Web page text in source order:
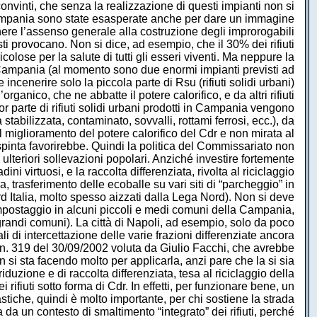
che senza la realizzazione di questi impianti non si
sono state esasperate anche per dare un immagine
l’assenso generale alla costruzione degli improrogabili
provocano. Non si dice, ad esempio, che il 30% dei rifiuti
per la salute di tutti gli esseri viventi. Ma neppure la
(al momento sono due enormi impianti previsti ad
incenerire solo la piccola parte di Rsu (rifiuti solidi urbani)
che ne abbatte il potere calorifico, e da altri rifiuti
parte di rifiuti solidi urbani prodotti in Campania vengono
contaminato, sovvalli, rottami ferrosi, ecc.), da
del potere calorifico del Cdr e non mirata al
favorirebbe. Quindi la politica del Commissariato non
sollevazioni popolari. Anziché investire fortemente
virtuosi, e la raccolta differenziata, rivolta al riciclaggio
trasferimento delle ecoballe su vari siti di “parcheggio” in
Italia, molto spesso aizzati dalla Lega Nord). Non si deve
in alcuni piccoli e medi comuni della Campania,
comuni). La città di Napoli, ad esempio, solo da poco
di intercettazione delle varie frazioni differenziate ancora
319 del 30/09/2002 voluta da Giulio Facchi, che avrebbe
sta facendo molto per applicarla, anzi pare che la si sia
e di raccolta differenziata, tesa al riciclaggio della
sotto forma di Cdr. In effetti, per funzionare bene, un
quindi è molto importante, per chi sostiene la strada
un contesto di smaltimento “integrato” dei rifiuti, perché